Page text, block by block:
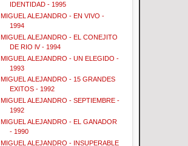
IDENTIDAD - 1995
MIGUEL ALEJANDRO - EN VIVO -
1994
MIGUEL ALEJANDRO - EL CONEJITO
DE RIO lV - 1994
MIGUEL ALEJANDRO - UN ELEGIDO -
1993
MIGUEL ALEJANDRO - 15 GRANDES
EXITOS - 1992
MIGUEL ALEJANDRO - SEPTIEMBRE -
1992
MIGUEL ALEJANDRO - EL GANADOR
- 1990
MIGUEL ALEJANDRO - INSUPERABLE